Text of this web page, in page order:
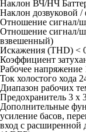
Наклон ВЧ/НЧ
Наклон дозвуковой
Отношение сигнал/
Отношение сигнал/
взвешенный)
Искажения (THD) <
Коэффициент
Рабочее
Ток холостого хода
Диапазон рабочих
Предохранитель 3 x
Дополнительные
усиление басов,
вход с расширенной